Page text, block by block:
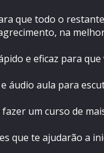
que todo o
na
e eficaz para
e áudio aula para
um curso de
que te ajudarão a